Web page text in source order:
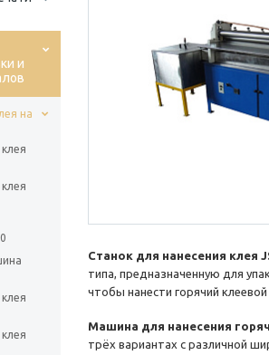
и
на
Станок для нанесения клея
типа, предназначенную для
чтобы нанести горячий
Машина для нанесения
трёх вариантах с различной